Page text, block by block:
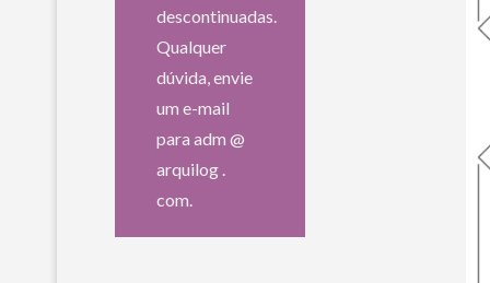
descontinuadas.
Qualquer
dúvida, envie
um e-mail
para adm @
arquilog .
com.